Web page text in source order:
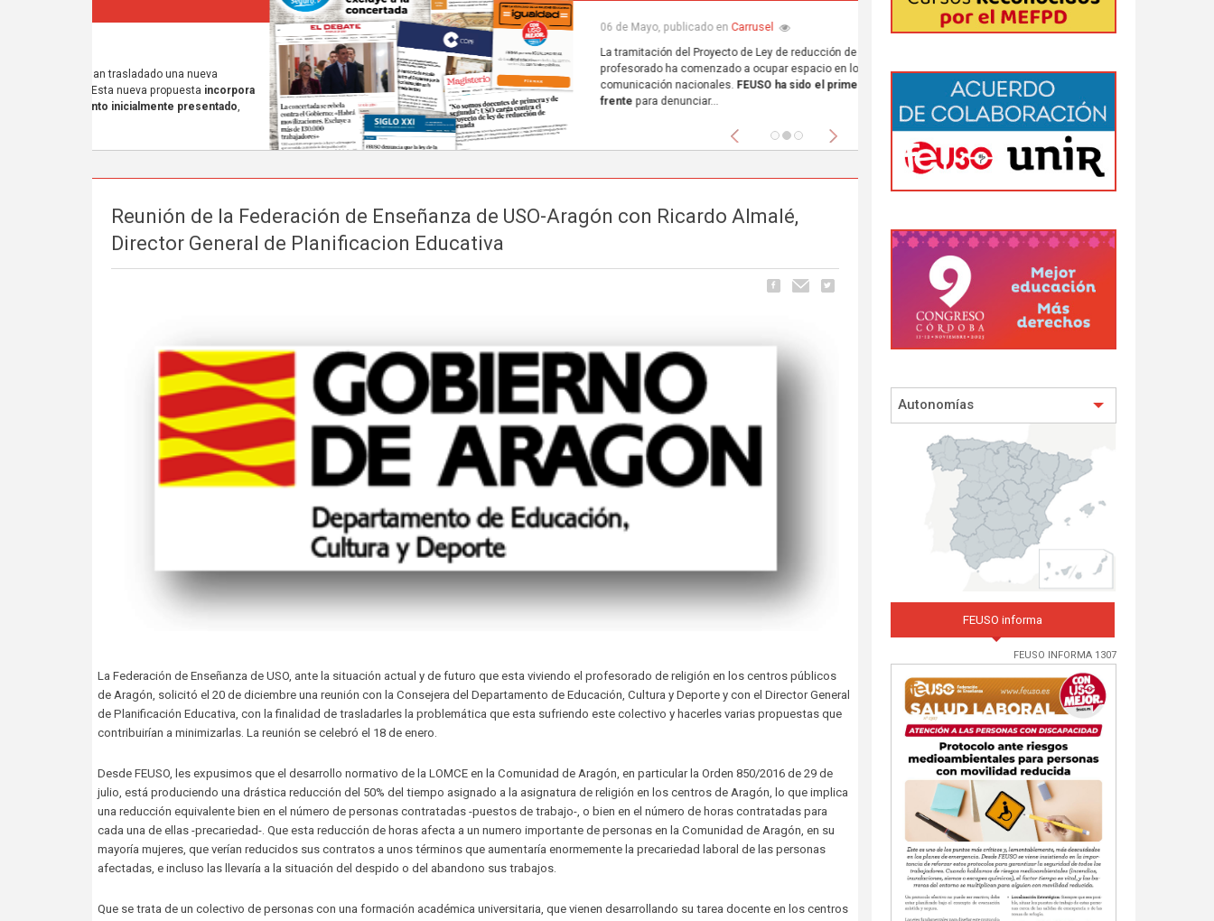
06 de Mayo, publicado enCarrusel
La tramitación del Proyecto de Ley de reducción de la jornada lectiva del
profesorado ha comenzado a ocupar espacio en los principales medios de
comunicación nacionales.FEUSO ha sido el primer sindicato en dar un paso al
frentepara denunciar...
Anterior Siguiente
Reunión de la Federación de Enseñanza de USO-Aragón con Ricardo Almalé,
Director General de Planificacion Educativa
La Federación de Enseñanza de USO, ante la situación actual y de futuro que esta viviendo el profesorado de religión en los centros públicos
de Aragón, solicitó el 20 de diciembre una reunión con la Consejera del Departamento de Educación, Cultura y Deporte y con el Director General
de Planificación Educativa, con la finalidad de trasladarles la problemática que esta sufriendo este colectivo y hacerles varias propuestas que
contribuirían a minimizarlas. La reunión se celebró el 18 de enero.
Desde FEUSO, les expusimos que el desarrollo normativo de la LOMCE en la Comunidad de Aragón, en particular la Orden 850/2016 de 29 de
julio, está produciendo una drástica reducción del 50% del tiempo asignado a la asignatura de religión en los centros de Aragón, lo que implica
una reducción equivalente bien en el número de personas contratadas -puestos de trabajo-, o bien en el número de horas contratadas para
cada una de ellas -precariedad-. Que esta reducción de horas afecta a un numero importante de personas en la Comunidad de Aragón, en su
mayoría mujeres, que verían reducidos sus contratos a unos términos que aumentaría enormemente la precariedad laboral de las personas
afectadas, e incluso las llevaría a la situación del despido o del abandono sus trabajos.
Que se trata de un colectivo de personas con una formación académica universitaria, que vienen desarrollando su tarea docente en los centros
Autonomías
FEUSO informa
FEUSO INFORMA 1307